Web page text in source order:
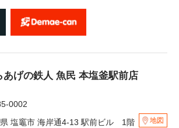
あげの鉄人 魚民 本塩釜駅前店
0002
塩竈市 海岸通4-13 駅前ビル 1階
地図